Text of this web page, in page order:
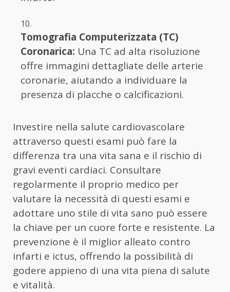
Tomografia Computerizzata (TC)
Coronarica: Una TC ad alta risoluzione
offre immagini dettagliate delle arterie
coronarie, aiutando a individuare la
presenza di placche o calcificazioni.
Investire nella salute cardiovascolare
attraverso questi esami può fare la
differenza tra una vita sana e il rischio di
gravi eventi cardiaci. Consultare
regolarmente il proprio medico per
valutare la necessità di questi esami e
adottare uno stile di vita sano può essere
la chiave per un cuore forte e resistente. La
prevenzione è il miglior alleato contro
infarti e ictus, offrendo la possibilità di
godere appieno di una vita piena di salute
e vitalità.